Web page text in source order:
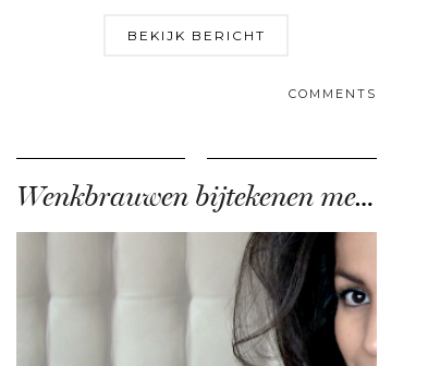
BEKIJK BERICHT
COMMENTS
Wenkbrauwen bijtekenen met poeder en gel